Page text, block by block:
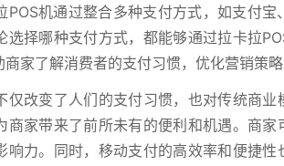
POS机通过整合多种支付方式，如支付
选择哪种支付方式，都能够通过拉卡拉
家了解消费者的支付习惯，优化营销策略
仅改变了人们的支付习惯，也对传统商
商家带来了前所未有的便利和机遇。商
响力。同时，移动支付的高效率和便捷